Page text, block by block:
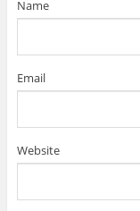
Name
Email
Website